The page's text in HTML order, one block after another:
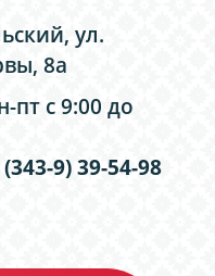
ул.
8а
пт с 9:00 до
9) 39-54-98